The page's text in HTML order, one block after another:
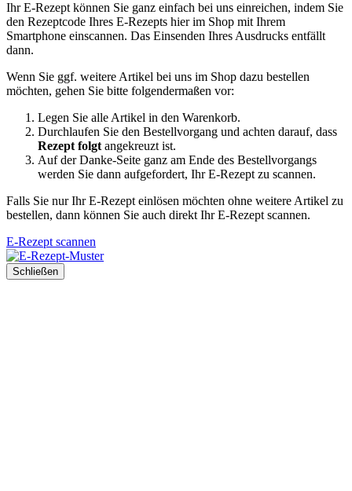
Ihr E-Rezept können Sie ganz einfach bei uns einreichen, indem Sie
den Rezeptcode Ihres E-Rezepts hier im Shop mit Ihrem
Smartphone einscannen. Das Einsenden Ihres Ausdrucks entfällt
dann.
Wenn Sie ggf. weitere Artikel bei uns im Shop dazu bestellen
möchten, gehen Sie bitte folgendermaßen vor:
Legen Sie alle Artikel in den Warenkorb.
Durchlaufen Sie den Bestellvorgang und achten darauf, dass
Rezept folgtangekreuzt ist.
Auf der Danke-Seite ganz am Ende des Bestellvorgangs
werden Sie dann aufgefordert, Ihr E-Rezept zu scannen.
Falls Sie nur Ihr E-Rezept einlösen möchten ohne weitere Artikel zu
bestellen, dann können Sie auch direkt Ihr E-Rezept scannen.
E-Rezept scannen
Schließen